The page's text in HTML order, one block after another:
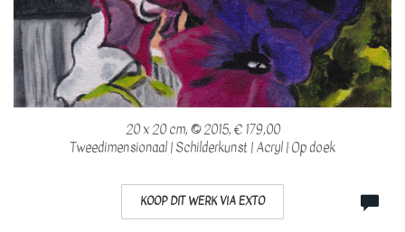
20 x 20 cm, © 2015, € 179,00
Tweedimensionaal | Schilderkunst | Acryl | Op doek
KOOP DIT WERK VIA EXTO